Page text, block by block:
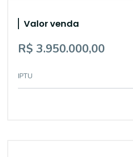
Valor venda
R$ 3.950.000,00
IPTU